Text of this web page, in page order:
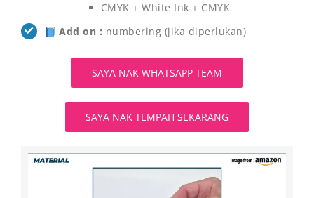
CMYK + White Ink + CMYK
Add on : numbering (jika diperlukan)
SAYA NAK WHATSAPP TEAM
SAYA NAK TEMPAH SEKARANG